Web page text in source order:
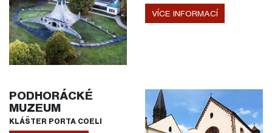
VÍCE INFORMACÍ
PODHORÁCKÉ
MUZEUM
KLÁŠTER PORTA COELI